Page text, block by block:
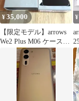
¥35,000
​【限定モデル】arrows
We2 Plus M06 ケース・
フィルム付
¥